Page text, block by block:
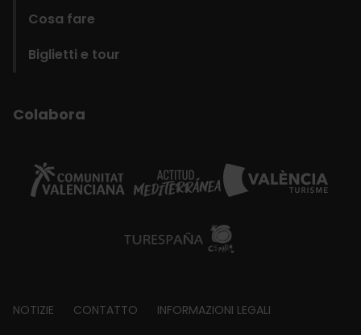
Cosa fare
Biglietti e tour
Colabora
Footer
NOTIZIE CONTATTO INFORMAZIONI LEGALI